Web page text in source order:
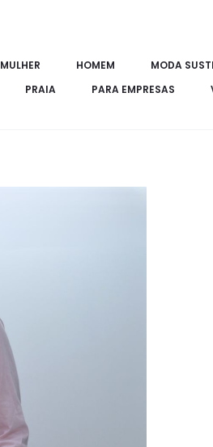
MULHER HOMEM MODA
PRAIA PARA EMPRESAS